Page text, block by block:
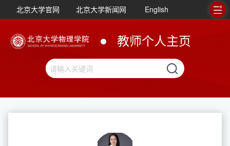
北京大学官网 北京大学新闻网 English
教师个人主页